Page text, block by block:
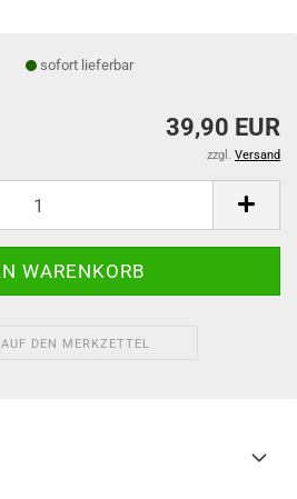
sofort lieferbar
39,90 EUR
zzgl. Versand
AUF DEN MERKZETTEL